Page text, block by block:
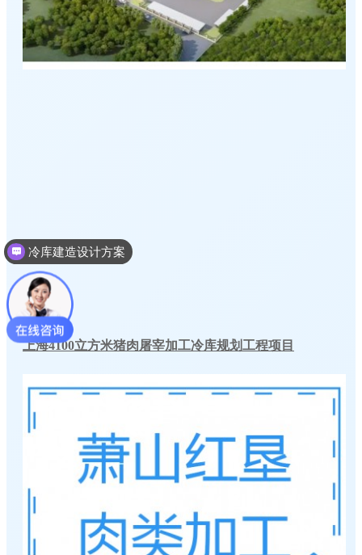
上海4100立方米猪肉屠宰加工冷库规划工程项目
冷库建造设计方案